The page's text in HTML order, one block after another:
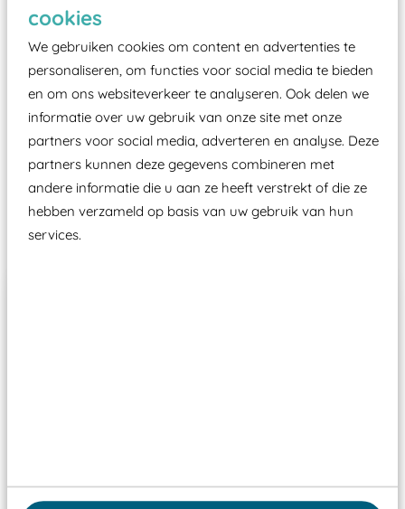
cookies
We gebruiken cookies om content en advertenties te
personaliseren, om functies voor social media te bieden
en om ons websiteverkeer te analyseren. Ook delen we
informatie over uw gebruik van onze site met onze
partners voor social media, adverteren en analyse. Deze
partners kunnen deze gegevens combineren met
andere informatie die u aan ze heeft verstrekt of die ze
hebben verzameld op basis van uw gebruik van hun
services.
moet zijn van een typekeuring, -plaatje en
certificering, uitgegeven door een Nederlands
aangewezen keuringsinstantie?
Wij ook speeltoestellen kunnen laten keuren zodat
ze toch binnen het Warenwetbesluit Attractie- en
Speeltoestellen vallen?
Past er goed bij